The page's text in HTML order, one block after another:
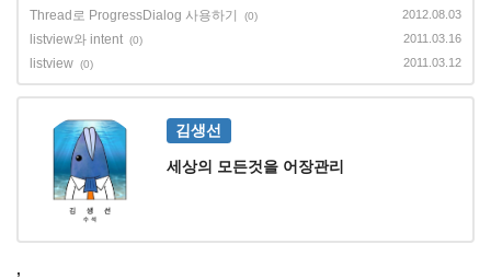
Thread로 ProgressDialog 사용하기 (0) 2012.08.03
listview와 intent (0) 2011.03.16
listview (0) 2011.03.12
김생선
세상의 모든것을 어장관리
,